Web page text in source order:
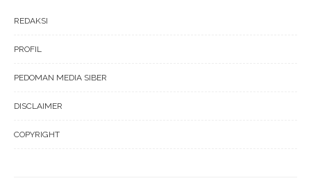
REDAKSI
PROFIL
PEDOMAN MEDIA SIBER
DISCLAIMER
COPYRIGHT